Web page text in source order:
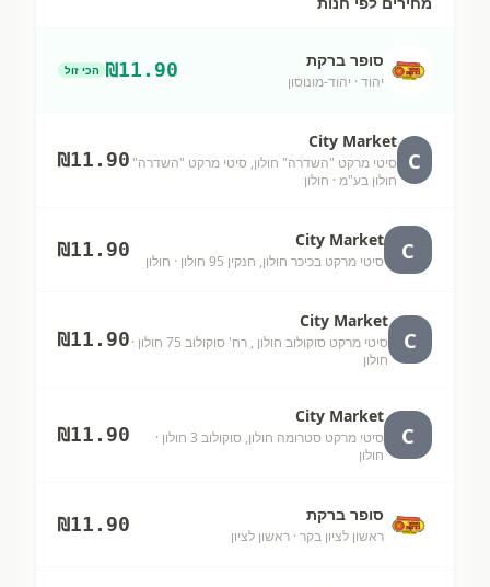
סופר ברקת
יהוד · יהוד-מונוסון
₪11.90 הכי זול
C
City Market
סיטי מרקט "השדרה" חולון, סיטי מרקט "השדרה"
חולון בע"מ · חולון
₪11.90
C
City Market
סיטי מרקט בכיכר חולון, חנקין 95 חולון · חולון
₪11.90
C
City Market
סיטי מרקט סוקולוב חולון , רח' סוקולוב 75 חולון
·
חולון
₪11.90
C
City Market
סיטי מרקט סטרומה חולון, סוקולוב 3 חולון
·
חולון
₪11.90
סופר ברקת
ראשון לציון בקר · ראשון לציון
₪11.90